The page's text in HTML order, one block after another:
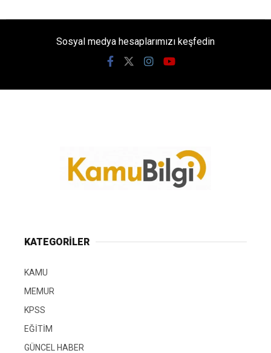
Sosyal medya hesaplarımızı keşfedin
KATEGORİLER
KAMU
MEMUR
KPSS
EĞİTİM
GÜNCEL HABER